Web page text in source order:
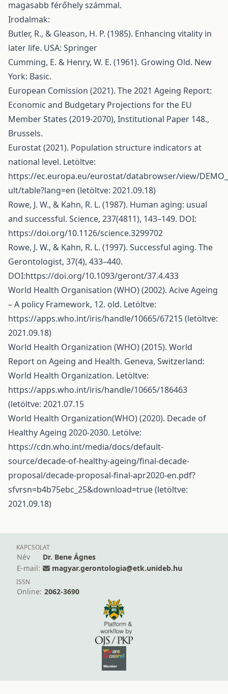
magasabb férőhely számmal.
Irodalmak:
Butler, R., & Gleason, H. P. (1985). Enhancing vitality in
later life. USA: Springer
Cumming, E. & Henry, W. E. (1961). Growing Old. New
York: Basic.
European Comission (2021). The 2021 Ageing Report:
Economic and Budgetary Projections for the EU
Member States (2019-2070), Institutional Paper 148.,
Brussels.
Eurostat (2021). Population structure indicators at
national level. Letöltve:
https://ec.europa.eu/eurostat/databrowser/view/
ult/table?lang=en (letöltve: 2021.09.18)
Rowe, J. W., & Kahn, R. L. (1987). Human aging: usual
and successful. Science, 237(4811), 143–149. DOI:
https://doi.org/10.1126/science.3299702
Rowe, J. W., & Kahn, R. L. (1997). Successful aging. The
Gerontologist, 37(4), 433–440.
DOI:https://doi.org/10.1093/geront/37.4.433
World Health Organisation (WHO) (2002). Acive Ageing
– A policy Framework, 12. old. Letöltve:
https://apps.who.int/iris/handle/10665/67215 (letöltve:
2021.09.18)
World Health Organization (WHO) (2015). World
Report on Ageing and Health. Geneva, Switzerland:
World Health Organization. Letöltve:
https://apps.who.int/iris/handle/10665/186463
(letöltve: 2021.07.15
World Health Organization(WHO) (2020). Decade of
Healthy Ageing 2020-2030. Letölve:
https://cdn.who.int/media/docs/default-
source/decade-of-healthy-ageing/final-decade-
proposal/decade-proposal-final-apr2020-en.pdf?
sfvrsn=b4b75ebc_25&download=true (letöltve:
2021.09.18)
KAPCSOLAT
Név
Dr. Bene Ágnes
E-mail:
magyar.gerontologia@etk.unideb.hu
ISSN
Online: 2062-3690